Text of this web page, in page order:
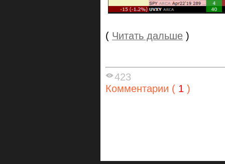
( Читать дальше )
423
Комментарии ( 1 )